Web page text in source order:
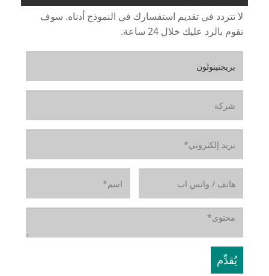
لا تتردد في تقديم استفسارك في النموذج أدناه. سوف
نقوم بالرد عليك خلال 24 ساعة.